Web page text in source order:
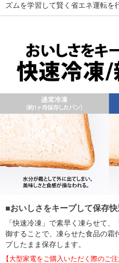
ズムを学習して賢く省エネ運転を
■おいしさをキープして保存
「快速冷凍」で素早く凍らせて
御することで、凍らせた食品の霜
プしたまま保存します。
【大型家電をご購入いただく際のご注